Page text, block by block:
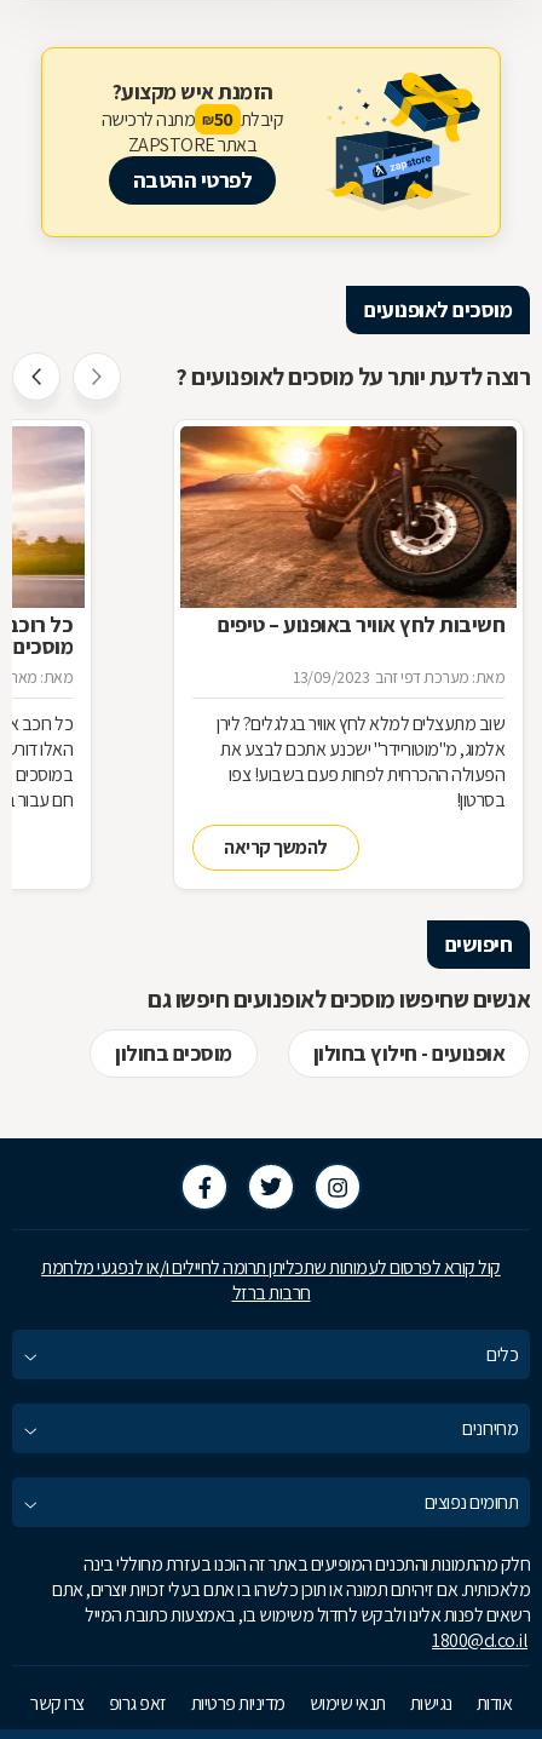
הזמנת איש מקצוע?
קיבלת 50
₪ מתנה לרכישה
באתר ZAPSTORE
לפרטי ההטבה
מוסכים לאופנועים
רוצה לדעת יותר על מוסכים לאופנועים ?
חשיבות לחץ אוויר באופנוע – טיפים
מאת: מערכת דפי זהב 13/09/2023
שוב מתעצלים למלא לחץ אוויר בגלגלים? לירן
אלמוג, מ"מוטוריידר" ישכנע אתכם לבצע את
הפעולה ההכרחית לפחות פעם בשבוע! צפו
בסרטון!
להמשך קריאה
כל רוכב
מוסכים
מאת: מאת:
כל רוכב
האלו
במוסכים
חם עבור
חיפושים
אנשים שחיפשו מוסכים לאופנועים חיפשו גם
אופנועים - חילוץ בחולון מוסכים בחולון
קול קורא לפרסום לעמותות שתכליתן תרומה לחיילים ו/או לנפגעי מלחמת
חרבות ברזל
כלים
מחירונים
תחומים נפוצים
חלק מהתמונות והתכנים המופיעים באתר זה הוכנו בעזרת מחוללי בינה
מלאכותית. אם זיהיתם תמונה או תוכן כלשהו בו אתם בעלי זכויות יוצרים, אתם
רשאים לפנות אלינו ולבקש לחדול משימוש בו, באמצעות כתובת המייל
1800@d.co.il
אודות נגישות תנאי שימוש מדיניות פרטיות זאפ גרופ צרו קשר